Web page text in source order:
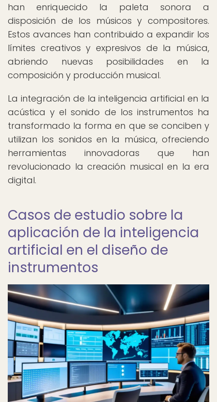
han enriquecido la paleta sonora a
disposición de los músicos y compositores.
Estos avances han contribuido a expandir los
límites creativos y expresivos de la música,
abriendo nuevas posibilidades en la
composición y producción musical.
La integración de la inteligencia artificial en la
acústica y el sonido de los instrumentos ha
transformado la forma en que se conciben y
utilizan los sonidos en la música, ofreciendo
herramientas innovadoras que han
revolucionado la creación musical en la era
digital.
Casos de estudio sobre la
aplicación de la inteligencia
artificial en el diseño de
instrumentos